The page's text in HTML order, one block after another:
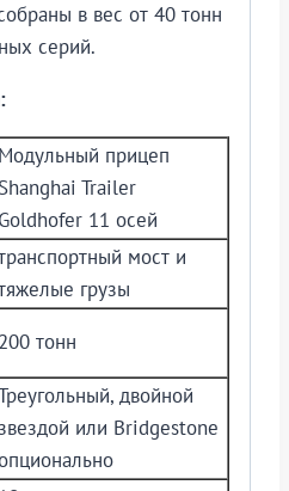
в вес от 40 тонн
серий.
Модульный прицеп
Shanghai Trailer
Goldhofer 11 осей
мост и
грузы
200 тонн
двойной
или Bridgestone